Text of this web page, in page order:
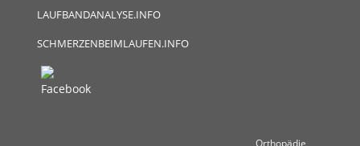
LAUFBANDANALYSE.INFO
SCHMERZENBEIMLAUFEN.INFO
Orthopädie,